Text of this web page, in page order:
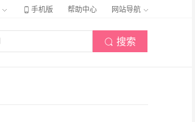
 手机版 帮助中心 网站导航
 搜索